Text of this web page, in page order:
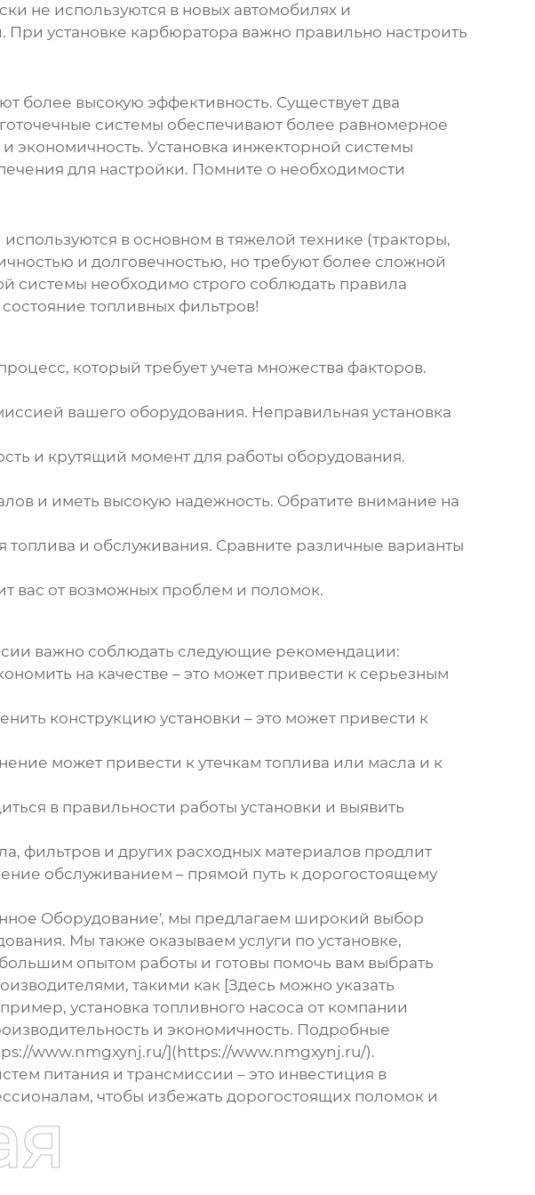
не используются в новых автомобилях и
установке карбюратора важно правильно настроить
более высокую эффективность. Существует два
системы обеспечивают более равномерное
Установка инжекторной системы
для настройки. Помните о необходимости
в основном в тяжелой технике (тракторы,
и долговечностью, но требуют более сложной
системы необходимо строго соблюдать правила
топливных фильтров!
который требует учета множества факторов.
вашего оборудования. Неправильная установка
и крутящий момент для работы оборудования.
и иметь высокую надежность. Обратите внимание на
и обслуживания. Сравните различные варианты
вас от возможных проблем и поломок.
важно соблюдать следующие рекомендации:
на качестве – это может привести к серьезным
конструкцию установки – это может привести к
может привести к утечкам топлива или масла и к
в правильности работы установки и выявить
фильтров и других расходных материалов продлит
обслуживанием – прямой путь к дорогостоящему
Оборудование', мы предлагаем широкий выбор
Мы также оказываем услуги по установке,
опытом работы и готовы помочь вам выбрать
такими как [Здесь можно указать
установка топливного насоса от компании
и экономичность. Подробные
www.nmgxynj.ru/](https://www.nmgxynj.ru/).
питания и трансмиссии – это инвестиция в
чтобы избежать дорогостоящих поломок и